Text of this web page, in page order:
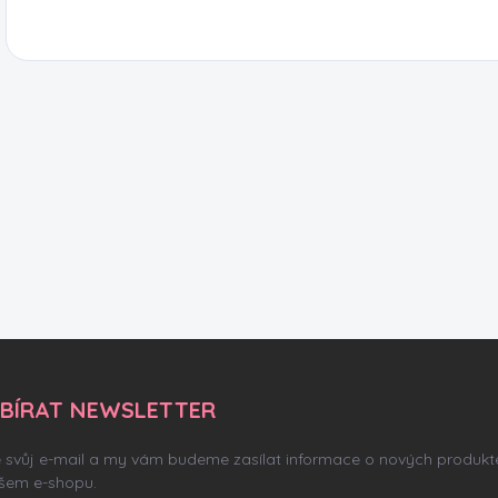
NEWSLETTER
svůj e-mail a my vám budeme zasílat informace o nových
e-shopu.